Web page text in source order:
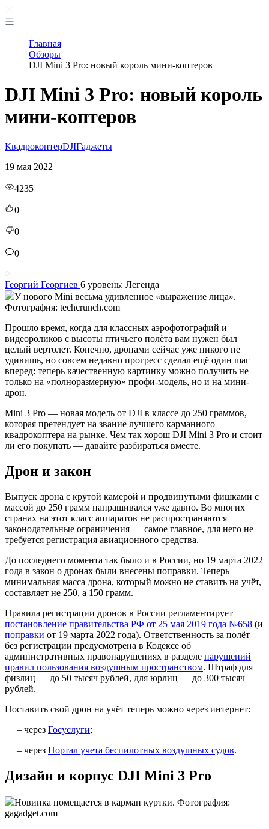
Главная
Обзоры
DJI Mini 3 Pro: новый король мини-коптеров
DJI Mini 3 Pro: новый король
мини-коптеров
КвадрокоптерDJIГаджеты
19 мая 2022
4235
0
0
0
Георгий Георгиев 6 уровень: Легенда
У нового Mini весьма удивленное «выражение лица».
Фотография: techcrunch.com
Прошло время, когда для классных аэрофотографий и
видеороликов с высоты птичьего полёта вам нужен был
целый вертолет. Конечно, дронами сейчас уже никого не
удивишь, но совсем недавно прогресс сделал ещё один шаг
вперед: теперь качественную картинку можно получить не
только на «полноразмерную» профи-модель, но и на мини-
дрон.
Mini 3 Pro — новая модель от DJI в классе до 250 граммов,
которая претендует на звание лучшего карманного
квадрокоптера на рынке. Чем так хорош DJI Mini 3 Pro и стоит
ли его покупать — давайте разбираться вместе.
Дрон и закон
Выпуск дрона с крутой камерой и продвинутыми фишками с
массой до 250 грамм напрашивался уже давно. Во многих
странах на этот класс аппаратов не распространяются
законодательные ограничения — самое главное, для него не
требуется регистрация авиационного средства.
До последнего момента так было и в России, но 19 марта 2022
года в закон о дронах были внесены поправки. Теперь
минимальная масса дрона, который можно не ставить на учёт,
составляет не 250, а 150 грамм.
Правила регистрации дронов в России регламентирует
постановление правительства РФ от 25 мая 2019 года №658 (и
поправки от 19 марта 2022 года). Ответственность за полёт
без регистрации предусмотрена в Кодексе об
административных правонарушениях в разделе нарушений
правил пользования воздушным пространством. Штраф для
физлиц — до 50 тысяч рублей, для юрлиц — до 300 тысяч
рублей.
Поставить свой дрон на учёт теперь можно через интернет:
– через Госуслуги;
– через Портал учета беспилотных воздушных судов.
Дизайн и корпус DJI Mini 3 Pro
Новинка помещается в карман куртки. Фотография:
gagadget.com